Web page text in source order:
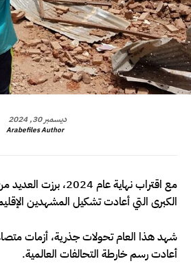
ديسمبر 30, 2024
Arabefiles Author
مع اقتراب نهاية عام
الكبرى التي أعادت تشكيل المشهدين
شهد هذا العام تحولات جذرية، أزمات
أعادت رسم خارطة التحالفات العالمية.